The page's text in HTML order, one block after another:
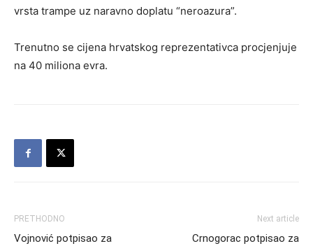
vrsta trampe uz naravno doplatu “neroazura”.
Trenutno se cijena hrvatskog reprezentativca procjenjuje
na 40 miliona evra.
PRETHODNO
Vojnović potpisao za
Next article
Crnogorac potpisao za